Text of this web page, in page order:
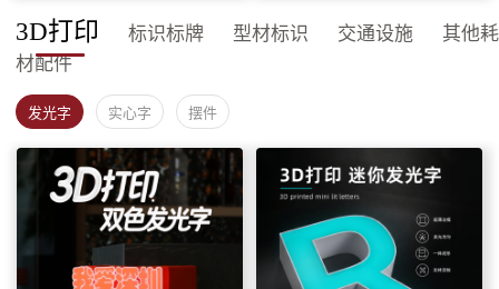
3D打印 标识标牌 型材标识 交通设施
其他耗
材配件
发光字 实心字 摆件